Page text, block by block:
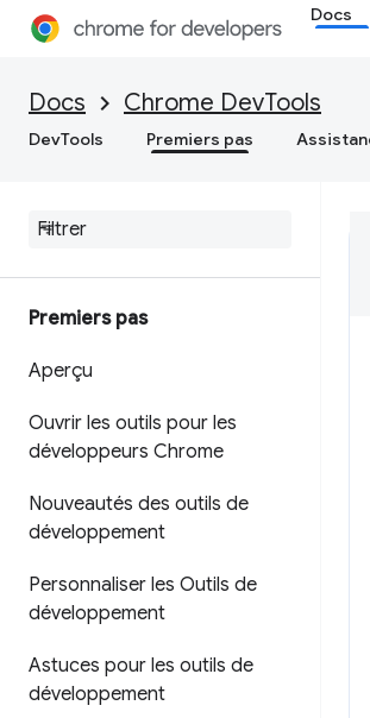
Docs
Docs Chrome DevTools
DevTools Premiers pas
Premiers pas
Aperçu
Ouvrir les outils pour les
développeurs Chrome
Nouveautés des outils de
développement
Personnaliser les Outils de
développement
Astuces pour les outils de
développement